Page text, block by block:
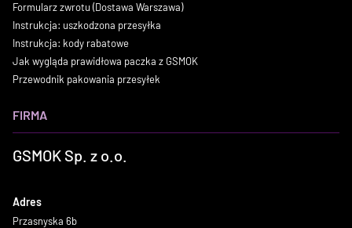
Formularz zwrotu (Dostawa Warszawa)
Instrukcja: uszkodzona przesyłka
Instrukcja: kody rabatowe
Jak wygląda prawidłowa paczka z GSMOK
Przewodnik pakowania przesyłek
FIRMA
GSMOK Sp. z o.o.
Adres
Przasnyska 6b